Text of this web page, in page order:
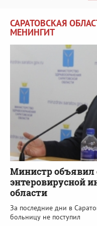
САРАТОВСКАЯ
МЕНИНГИТ
Министр
энтеровирусной
области
За последние дни в
больницу не поступил